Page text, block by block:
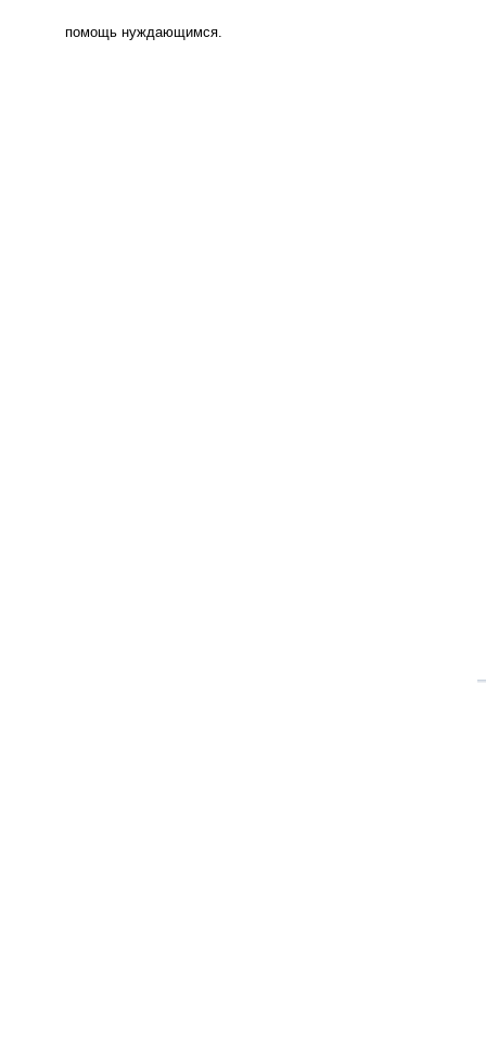
помощь нуждающимся.